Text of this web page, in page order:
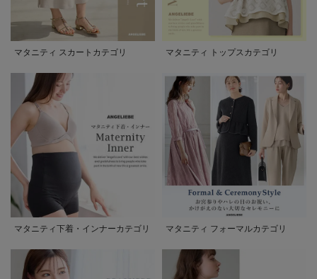
マタニティ スカートカテゴリ マタニティ トップスカテゴリ
マタニティ下着・インナーカテゴリ マタニティ フォーマルカテゴリ